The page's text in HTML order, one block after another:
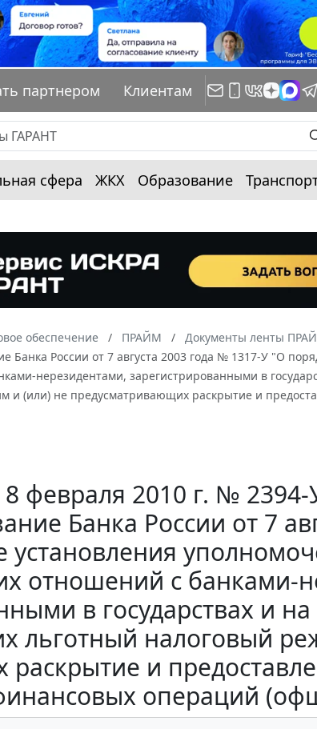
партнером Клиентам
сфера ЖКХ Образование
обеспечение ПРАЙМ Документы ленты
Банка России от 7 августа 2003 года № 1317-У "О
нерезидентами, зарегистрированными в
и (или) не предусматривающих раскрытие и
февраля 2010 г. №
Банка России от 7
отношений с банками-
в государствах и
льготный налоговый
и
операций